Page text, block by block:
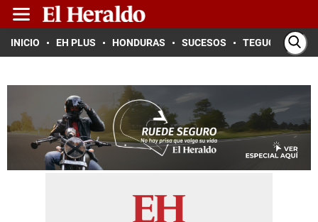
INICIO EH PLUS HONDURAS SUCESOS TEGUCIGALPA